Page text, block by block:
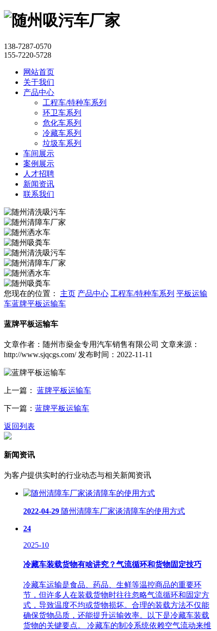
138-7287-0570
155-7220-5728
网站首页
关于我们
产品中心
工程车/特种车系列
环卫车系列
危化车系列
冷藏车系列
垃圾车系列
车间展示
案例展示
人才招聘
新闻资讯
联系我们
您现在的位置： 主页 产品中心 工程车/特种车系列 平板运输
车蓝牌平板运输车
蓝牌平板运输车
文章作者：随州市燊金专用汽车销售有限公司 文章来源：
http://www.sjqcgs.com/ 发布时间：2022-11-11
上一篇： 蓝牌平板运输车
下一篇： 蓝牌平板运输车
返回列表
新闻资讯
为客户提供实时的行业动态与相关新闻资讯
2022-04-29 随州清障车厂家谈清障车的使用方式
24
2025-10
冷藏车装载货物有啥讲究？气流循环和货物固定技巧
冷藏车运输是食品、药品、生鲜等温控商品的重要环
节，但许多人在装载货物时往往忽略气流循环和固定方
式，导致温度不均或货物损坏。合理的装载方法不仅能
确保货物品质，还能提升运输效率。以下是冷藏车装载
货物的关键要点。 冷藏车的制冷系统依赖空气流动来维